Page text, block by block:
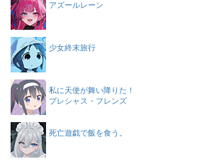
アズールレーン
少女終末旅行
私に天使が舞い降りた！
プレシャス・フレンズ
死亡遊戯で飯を食う。